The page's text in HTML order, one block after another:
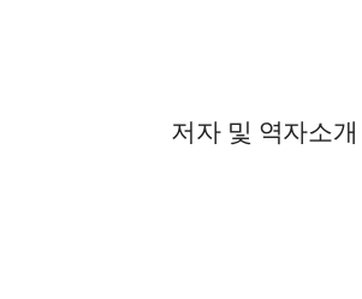
저자 및 역자소개